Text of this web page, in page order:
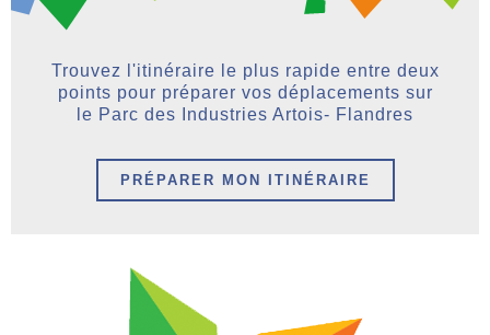
Trouvez l'itinéraire le plus rapide entre deux
points pour préparer vos déplacements sur
le Parc des Industries Artois- Flandres
PRÉPARER MON ITINÉRAIRE